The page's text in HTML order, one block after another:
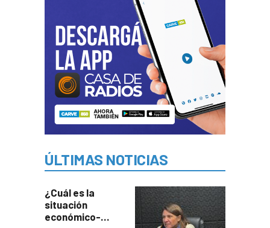
ÚLTIMAS NOTICIAS
¿Cuál es la
situación
económico-